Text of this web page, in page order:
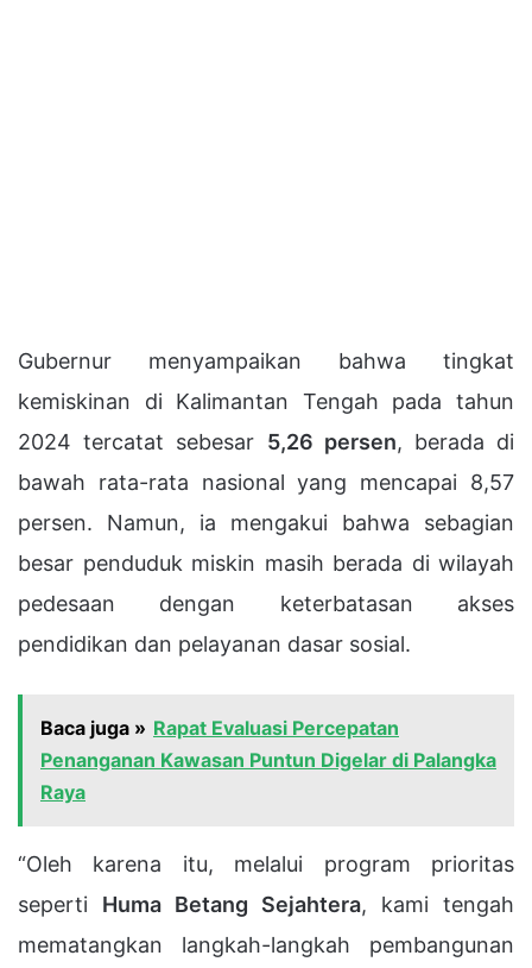
Gubernur menyampaikan bahwa tingkat
kemiskinan di Kalimantan Tengah pada tahun
2024 tercatat sebesar 5,26 persen, berada di
bawah rata-rata nasional yang mencapai 8,57
persen. Namun, ia mengakui bahwa sebagian
besar penduduk miskin masih berada di wilayah
pedesaan dengan keterbatasan akses
pendidikan dan pelayanan dasar sosial.
Baca juga » Rapat Evaluasi Percepatan
Penanganan Kawasan Puntun Digelar di Palangka
Raya
“Oleh karena itu, melalui program prioritas
seperti Huma Betang Sejahtera, kami tengah
mematangkan langkah-langkah pembangunan